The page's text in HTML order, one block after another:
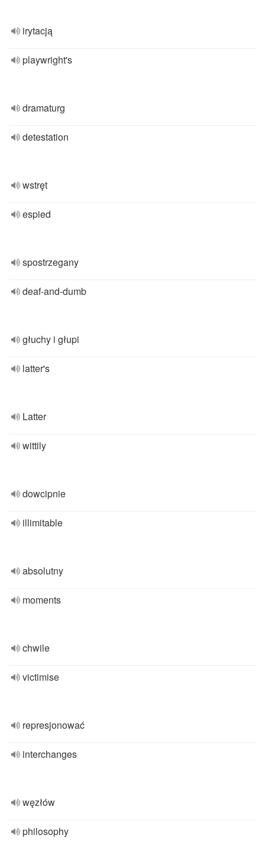
irytacją
playwright's
dramaturg
detestation
wstręt
espied
spostrzegany
deaf-and-dumb
głuchy i głupi
latter's
Latter
wittily
dowcipnie
illimitable
absolutny
moments
chwile
victimise
represjonować
interchanges
węzłów
philosophy